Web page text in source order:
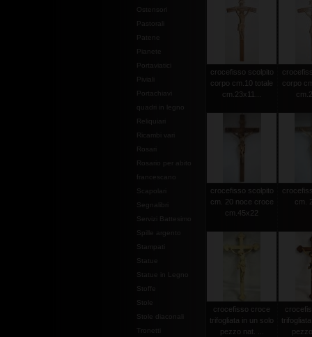
Ostensori
Pastorali
Patene
Pianete
Portaviatici
Piviali
Portachiavi
quadri in legno
Reliquiari
Ricambi vari
Rosari
Rosario per abito
francescano
Scapolari
Segnalibri
Servizi Battesimo
Spille argento
Stampati
Statue
Statue in Legno
Stoffe
Stole
Stole diaconali
crocefisso scolpito
corpo cm.10 totale
cm.23x11...
corpo
crocefisso scolpito
cm. 20 noce croce
cm.45x22
cm.
crocefisso croce
trifogliata in un solo
pezzo nat. ...